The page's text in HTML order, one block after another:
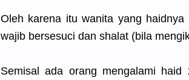
Oleh karena itu wanita yang
wajib bersesuci dan shalat (bila
Semisal ada orang mengalami